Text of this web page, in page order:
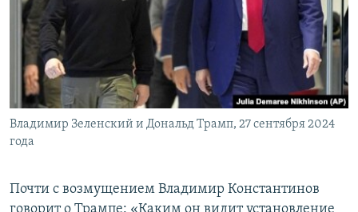
Владимир Зеленский и Дональд Трамп, 27 сентября 2024
года
Почти с возмущением Владимир Константинов
говорит о Трампе: «Каким он видит установление